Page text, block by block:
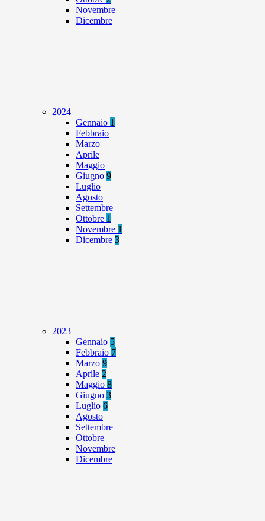
Novembre
Dicembre
2024
Gennaio 1
Febbraio
Marzo
Aprile
Maggio
Giugno 9
Luglio
Agosto
Settembre
Ottobre 1
Novembre 1
Dicembre 3
2023
Gennaio 5
Febbraio 7
Marzo 9
Aprile 2
Maggio 8
Giugno 3
Luglio 6
Agosto
Settembre
Ottobre
Novembre
Dicembre